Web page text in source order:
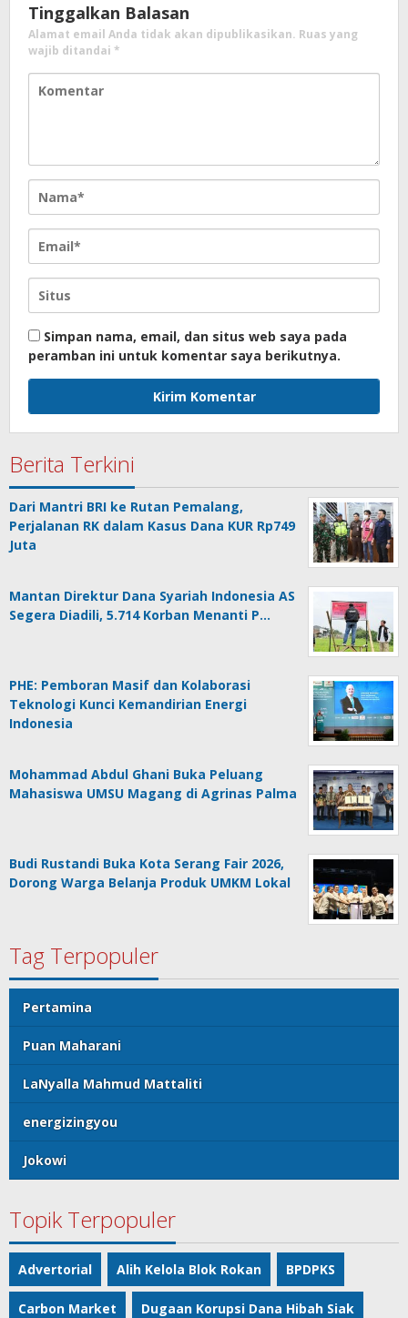
Tinggalkan Balasan
Alamat email Anda tidak akan dipublikasikan. Ruas yang
wajib ditandai *
Simpan nama, email, dan situs web saya pada
peramban ini untuk komentar saya berikutnya.
Berita Terkini
Dari Mantri BRI ke Rutan Pemalang,
Perjalanan RK dalam Kasus Dana KUR Rp749
Juta
Mantan Direktur Dana Syariah Indonesia AS
Segera Diadili, 5.714 Korban Menanti P…
PHE: Pemboran Masif dan Kolaborasi
Teknologi Kunci Kemandirian Energi
Indonesia
Mohammad Abdul Ghani Buka Peluang
Mahasiswa UMSU Magang di Agrinas Palma
Budi Rustandi Buka Kota Serang Fair 2026,
Dorong Warga Belanja Produk UMKM Lokal
Tag Terpopuler
Pertamina
Puan Maharani
LaNyalla Mahmud Mattaliti
energizingyou
Jokowi
Topik Terpopuler
Advertorial Alih Kelola Blok Rokan BPDPKS
Carbon Market Dugaan Korupsi Dana Hibah Siak